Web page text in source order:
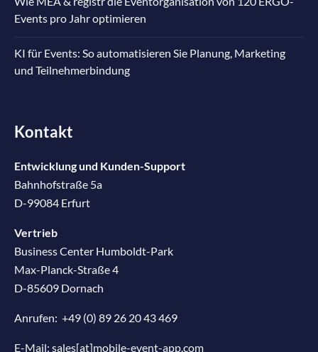
Events pro Jahr optimieren
KI für Events: So automatisieren Sie Planung, Marketing
und Teilnehmerbindung
Kontakt
Entwicklung und Kunden-Support
Bahnhofstraße 5a
D-99084 Erfurt
Vertrieb
Business Center Humboldt-Park
Max-Planck-Straße 4
D-85609 Dornach
Anrufen: +49 (0) 89 26 20 43 469
E-Mail: sales[at]mobile-event-app.com